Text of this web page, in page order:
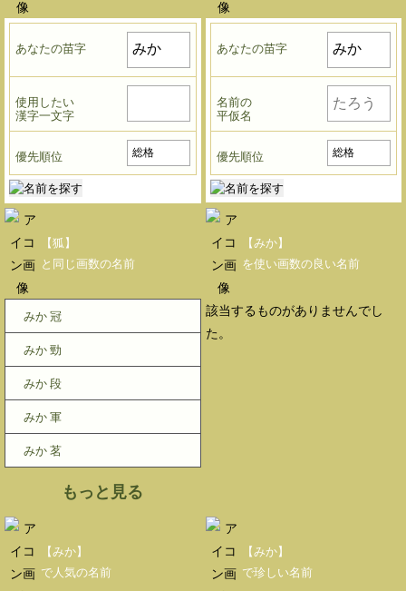
あなたの苗字
使用したい
漢字一文字
優先順位
あなたの苗字
名前の
平仮名
優先順位
【狐】
と同じ画数の名前
みか 冠
みか 勁
みか 段
みか 軍
みか 茗
もっと見る
【みか】
を使い画数の良い名前
該当するものがありませんでし
た。
【みか】
で人気の名前
【みか】
で珍しい名前